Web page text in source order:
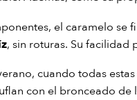
el caramelo
, sin roturas. Su
cuando todas
con el bronceado de